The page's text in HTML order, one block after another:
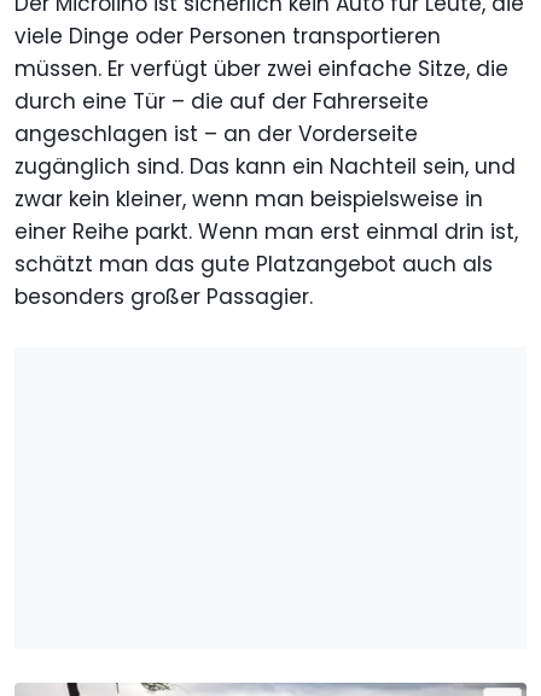
viele Dinge oder Personen transportieren
müssen. Er verfügt über zwei einfache Sitze, die
durch eine Tür – die auf der Fahrerseite
angeschlagen ist – an der Vorderseite
zugänglich sind. Das kann ein Nachteil sein, und
zwar kein kleiner, wenn man beispielsweise in
einer Reihe parkt. Wenn man erst einmal drin ist,
schätzt man das gute Platzangebot auch als
besonders großer Passagier.